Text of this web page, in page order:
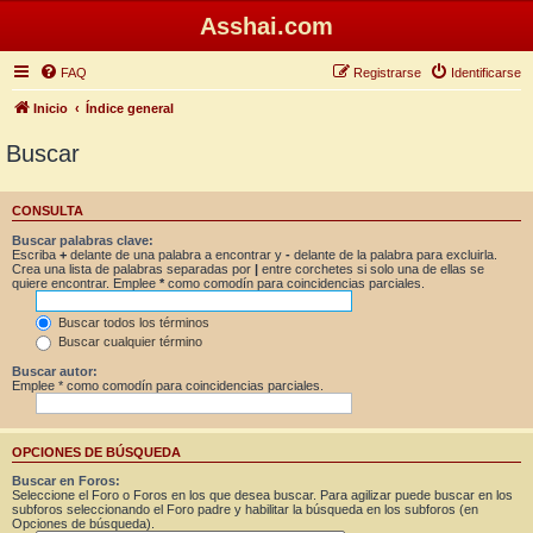
Asshai.com
FAQ Identificarse
Registrarse
Inicio Índice general
Buscar
CONSULTA
Buscar palabras clave:
Escriba + delante de una palabra a encontrar y - delante de la palabra para excluirla.
Crea una lista de palabras separadas por | entre corchetes si solo una de ellas se
quiere encontrar. Emplee * como comodín para coincidencias parciales.
Buscar todos los términos
Buscar cualquier término
Buscar autor:
Emplee * como comodín para coincidencias parciales.
OPCIONES DE BÚSQUEDA
Buscar en Foros:
Seleccione el Foro o Foros en los que desea buscar. Para agilizar puede buscar en los
subforos seleccionando el Foro padre y habilitar la búsqueda en los subforos (en
Opciones de búsqueda).